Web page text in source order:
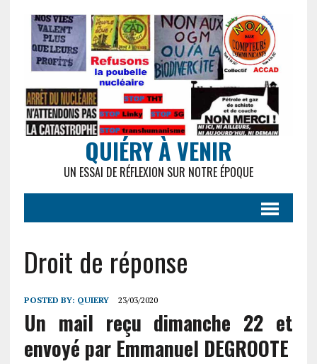
QUIÉRY À VENIR
UN ESSAI DE RÉFLEXION SUR NOTRE ÉPOQUE
Droit de réponse
POSTED BY: QUIERY 23/03/2020
Un mail reçu dimanche 22 et
envoyé par Emmanuel DEGROOTE